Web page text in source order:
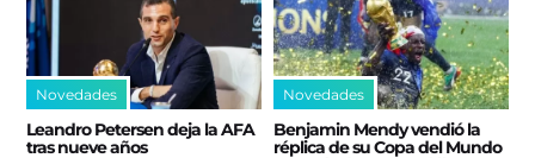
Novedades
Leandro Petersen deja la AFA
tras nueve años
Novedades
Benjamin Mendy vendió la
réplica de su Copa del Mundo